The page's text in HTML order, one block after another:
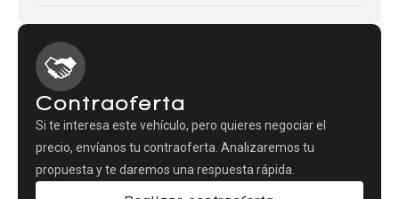
Contraoferta
Si te interesa este vehículo, pero quieres negociar el
precio, envíanos tu contraoferta. Analizaremos tu
propuesta y te daremos una respuesta rápida.